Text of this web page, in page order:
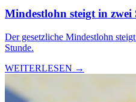
Mindestlohn steigt in zwei
Der gesetzliche Mindestlohn
Stunde.
WEITERLESEN →